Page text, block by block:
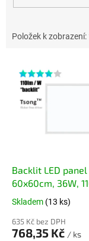
Položek k zobrazení:
Výpis produktů
Backlit LED panel
60x60cm, 36W,
3960lm
Skladem (13 ks)
635 Kč bez DPH
768,35 Kč / ks